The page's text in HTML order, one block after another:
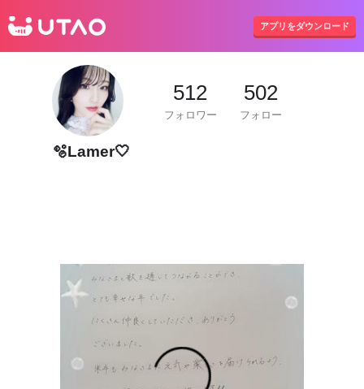
アプリをダウンロード
512
フォロワー
502
フォロー
🫧Lamer🤍